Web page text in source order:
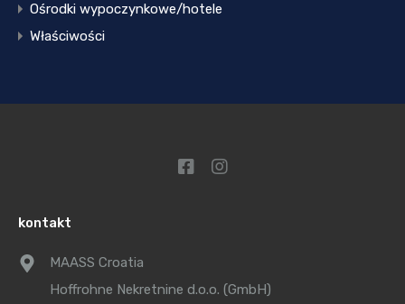
Ośrodki wypoczynkowe/hotele
Właściwości
kontakt
MAASS Croatia
Hoffrohne Nekretnine d.o.o. (GmbH)